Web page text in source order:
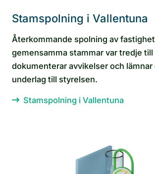
Stamspolning i Vallentuna
Återkommande spolning av
gemensamma stammar var tredje
dokumenterar avvikelser och
underlag till styrelsen.
Stamspolning i Vallentuna